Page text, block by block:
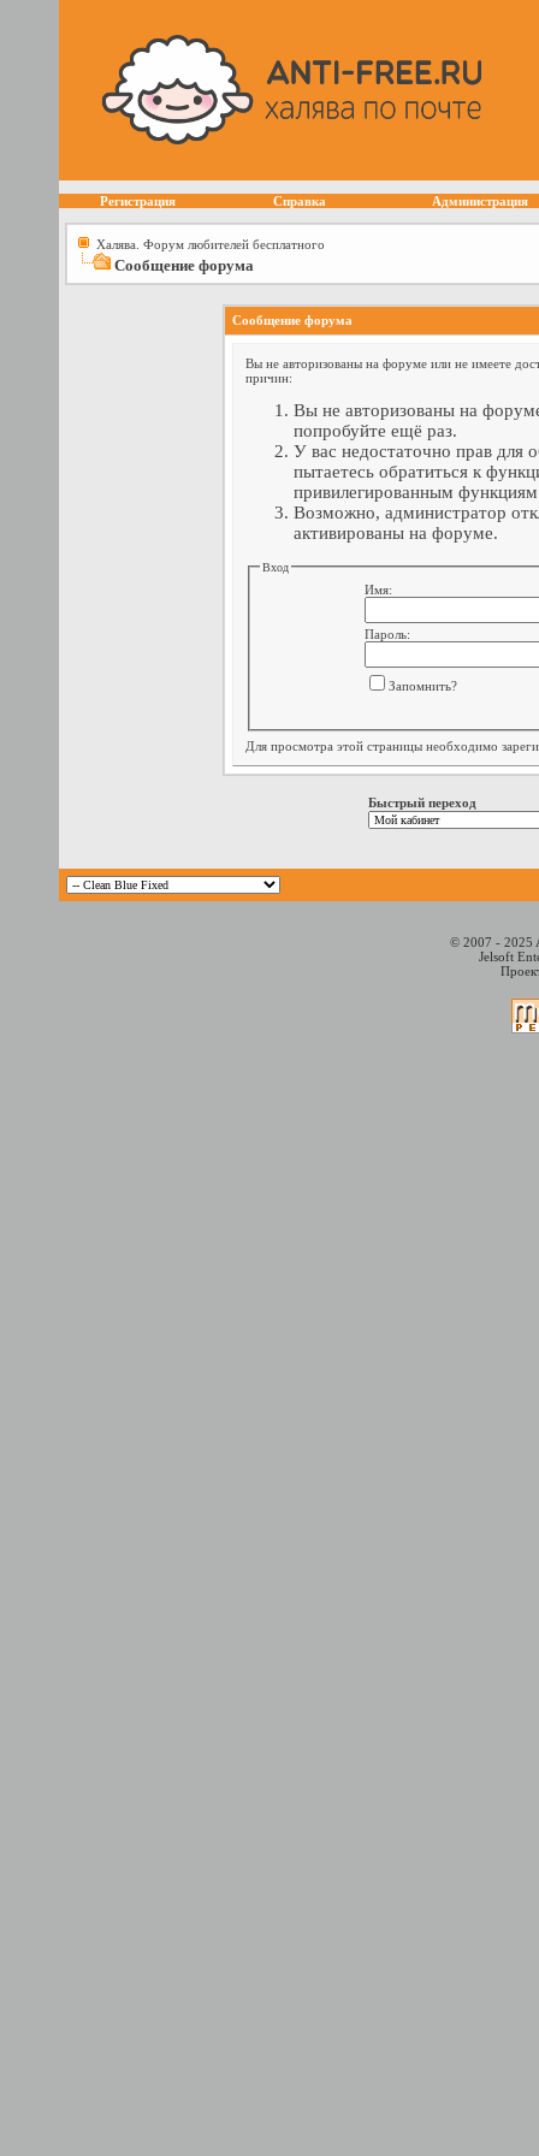
Регистрация Справка Администрация
Халява. Форум любителей бесплатного
Сообщение форума
Сообщение форума
Вы не авторизованы на форуме или не имеете
причин:
Вы не авторизованы на
попробуйте ещё раз.
У вас недостаточно прав для
пытаетесь обратиться к
привилегированным
Возможно, администратор
активированы на форуме.
Вход
Имя:
Пароль:
Запомнить?
Для просмотра этой страницы необходимо
Быстрый переход
© 2007 - 2025
Jelsoft